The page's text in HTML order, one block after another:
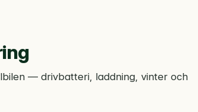
— drivbatteri, laddning, vinter och